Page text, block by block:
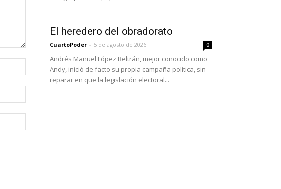
El heredero del obradorato
CuartoPoder - 5 de agosto de 2026 0
Andrés Manuel López Beltrán, mejor conocido como
Andy, inició de facto su propia campaña política, sin
reparar en que la legislación electoral...